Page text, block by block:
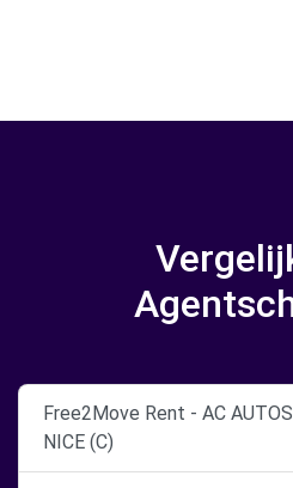
Free2Move Rent - AC
NICE (C)